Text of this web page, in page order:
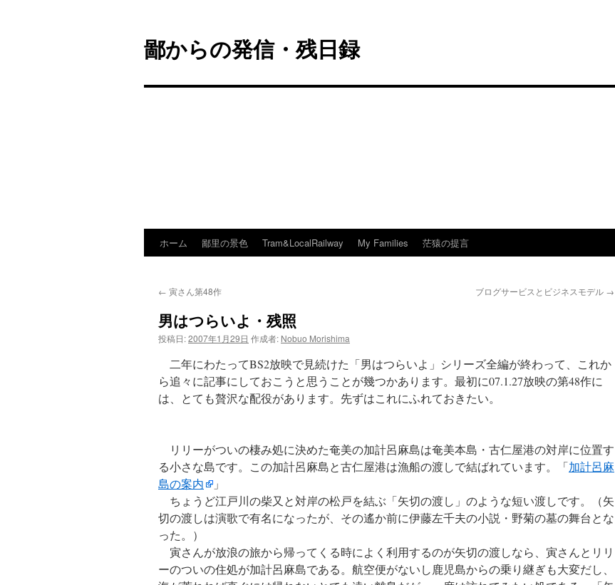
鄙からの発信・残日録
テ
ン
ス
プ
ホーム 鄙里の景色 Tram&LocalRailway My Families 茫猿の提言
← 寅さん第48作 ブログサービスとビジネスモデル →
男はつらいよ・残照
投稿日:2007年1月29日 作成者: Nobuo Morishima
二年にわたってBS2放映で見続けた「男はつらいよ」シリーズ全編が終わって、これか
ら追々に記事にしておこうと思うことが幾つかあります。最初に07.1.27放映の第48作に
は、とても贅沢な配役があります。先ずはこれにふれておきたい。
リリーがついの棲み処に決めた奄美の加計呂麻島は奄美本島・古仁屋港の対岸に位置す
る小さな島です。この加計呂麻島と古仁屋港は漁船の渡しで結ばれています。「加計呂麻
島の案内
」
ちょうど江戸川の柴又と対岸の松戸を結ぶ「矢切の渡し」のような短い渡しです。（矢
切の渡しは演歌で有名になったが、その遙か前に伊藤左千夫の小説・野菊の墓の舞台とな
った。）
寅さんが放浪の旅から帰ってくる時によく利用するのが矢切の渡しなら、寅さんとリリ
ーのついの住処が加計呂麻島である。航空便がないし鹿児島からの乗り継ぎも大変だし、